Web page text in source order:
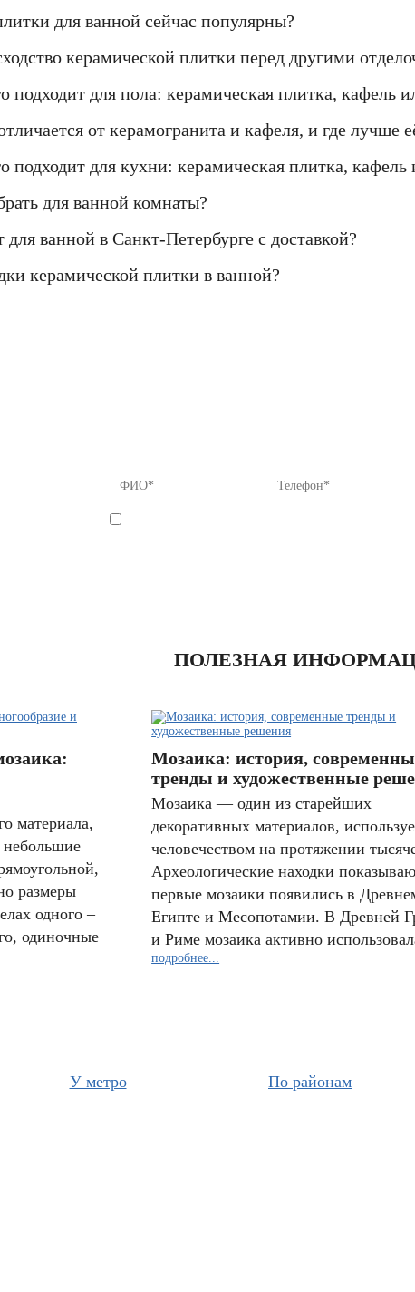
для ванной сейчас популярны?
керамической плитки перед другими
подходит для пола: керамическая плитка, кафель
от керамогранита и кафеля, и где лучше
подходит для кухни: керамическая плитка, кафель
для ванной комнаты?
ванной в Санкт-Петербурге с доставкой?
керамической плитки в ванной?
ПОЛЕЗНАЯ
материала,
небольшие
размеры
одного –
одиночные
Мозаика: история,
тренды и художественные
Мозаика — один из старейших
декоративных материалов,
человечеством на протяжении
Археологические находки
первые мозаики появились в
Египте и Месопотамии. В Древней
и Риме мозаика активно
подробнее...
У метро По районам